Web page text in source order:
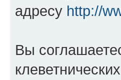
адресу http://
Вы